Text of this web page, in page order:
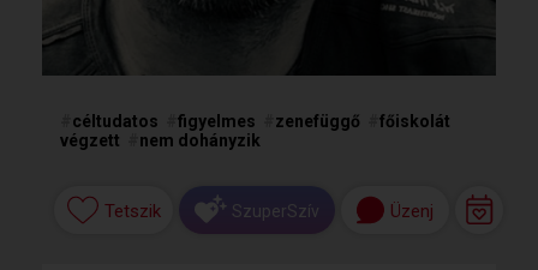
céltudatos figyelmes zenefüggő
főiskolát
végzett
nem dohányzik
Tetszik SzuperSzív Üzenj